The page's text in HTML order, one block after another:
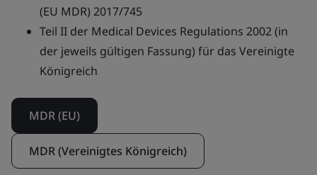
(EU MDR) 2017/745
Teil II der Medical Devices Regulations 2002 (in
der jeweils gültigen Fassung) für das Vereinigte
Königreich
MDR (EU)
MDR (Vereinigtes Königreich)